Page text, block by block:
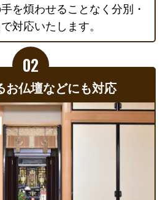
を煩わせることなく分別・
対応いたします。
お仏壇などにも対応